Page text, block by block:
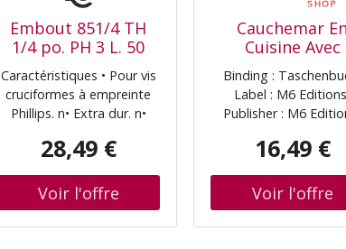
Embout 851/4 TH
1/4 po. PH 3 L. 50
mm zone de torsion,
extra-dur WERA
(05059865001)
Caractéristiques • Pour vis
cruciformes à empreinte
Phillips. n• Extra dur. n•
l’usure prématurée. n•
(série de raccordement
Wera 4). n• Compatible
avec AEG, ARO, Atlas-
28,49 €
Cauchemar En
Cuisine Avec
Philippe
Mes Recettes
Conseils Pour
L'Éviter
Binding :
Label : M6
Publisher : M6
publicationDate :
Etchebest,
french, ISBN :
16,49 €